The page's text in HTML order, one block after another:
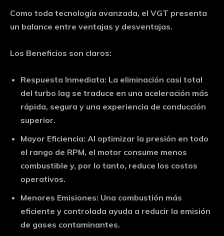
Como toda tecnología avanzada, el VGT presenta
un balance entre ventajas y desventajas.
Los Beneficios son claros:
Respuesta Inmediata: La eliminación casi total
del turbo lag se traduce en una aceleración más
rápida, segura y una experiencia de conducción
superior.
Mayor Eficiencia: Al optimizar la presión en todo
el rango de RPM, el motor consume menos
combustible y, por lo tanto, reduce los costos
operativos.
Menores Emisiones: Una combustión más
eficiente y controlada ayuda a reducir la emisión
de gases contaminantes.